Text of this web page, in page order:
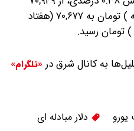
(هفتاد هزار و نهصد و چهل و نه ) تومان به ۷۰,۶۷۷ (هفتاد
رسید.
به کانال شرق در «تلگرام»
دلار مبادله ای